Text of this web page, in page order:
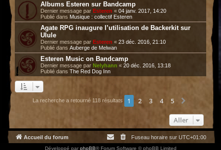
Albums Esteren sur Bandcamp
Dernier message par Esteren « 04 janv. 2017, 14:20
Publié dans Musique : collectif Esteren
Agate RPG inaugure l’utilisation de Backerkit sur
Ulule
Dernier message par Esteren « 23 déc. 2016, 21:10
Publié dans Auberge de Melwan
Esteren Music on Bandcamp
Dernier message par Nelyhann « 20 déc. 2016, 13:18
Publié dans The Red Dog Inn
La recherche a retourné 118 résultats 1 2 3 4 5
Aller
Accueil du forum Fuseau horaire sur UTC+01:00
Développé par phpBB® Forum Software © phpBB Limited